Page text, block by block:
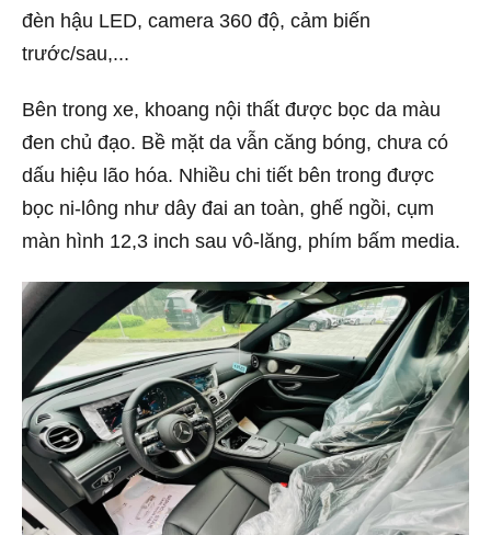
đèn hậu LED, camera 360 độ, cảm biến
trước/sau,...
Bên trong xe, khoang nội thất được bọc da màu
đen chủ đạo. Bề mặt da vẫn căng bóng, chưa có
dấu hiệu lão hóa. Nhiều chi tiết bên trong được
bọc ni-lông như dây đai an toàn, ghế ngồi, cụm
màn hình 12,3 inch sau vô-lăng, phím bấm media.